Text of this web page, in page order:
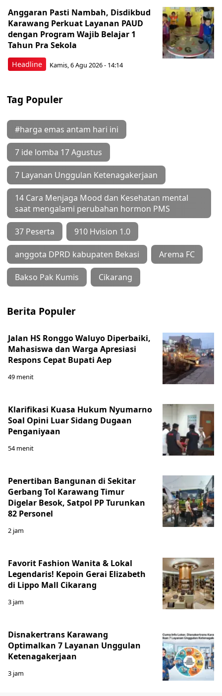
Headline
Anggaran Pasti Nambah, Disdikbud
Karawang Perkuat Layanan PAUD
dengan Program Wajib Belajar 1
Tahun Pra Sekola
Kamis, 6 Agu 2026 - 14:14
Tag Populer
#harga emas antam hari ini
7 ide lomba 17 Agustus
7 Layanan Unggulan Ketenagakerjaan
14 Cara Menjaga Mood dan Kesehatan mental
saat mengalami perubahan hormon PMS
37 Peserta 910 Hvision 1.0
anggota DPRD kabupaten Bekasi Arema FC
Bakso Pak Kumis Cikarang
Berita Populer
Jalan HS Ronggo Waluyo Diperbaiki,
Mahasiswa dan Warga Apresiasi
Respons Cepat Bupati Aep
49 menit
Klarifikasi Kuasa Hukum Nyumarno
Soal Opini Luar Sidang Dugaan
Penganiyaan
54 menit
Penertiban Bangunan di Sekitar
Gerbang Tol Karawang Timur
Digelar Besok, Satpol PP Turunkan
82 Personel
2 jam
Favorit Fashion Wanita & Lokal
Legendaris! Kepoin Gerai Elizabeth
di Lippo Mall Cikarang
3 jam
Disnakertrans Karawang
Optimalkan 7 Layanan Unggulan
Ketenagakerjaan
3 jam